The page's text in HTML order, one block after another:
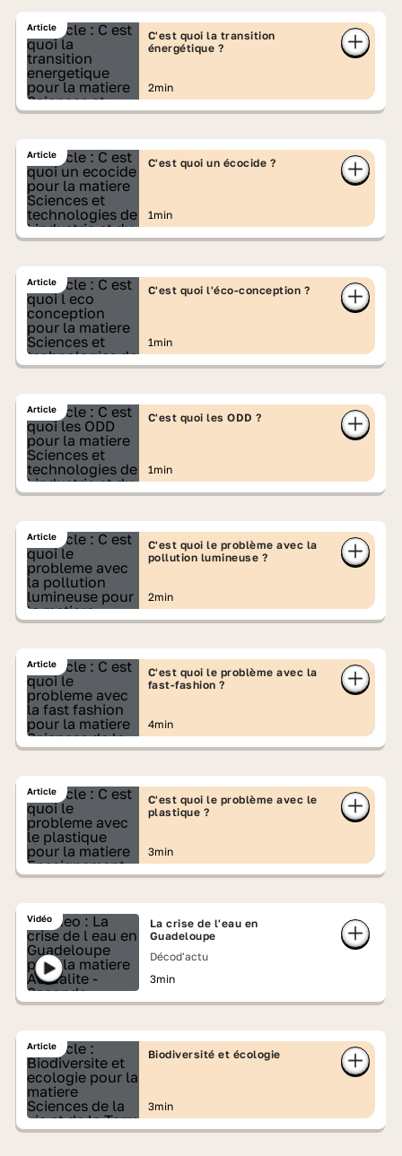
Article
C'est quoi la transition
énergétique ?
2min
Article
C'est quoi un écocide ?
1min
Article
C'est quoi l'éco-conception ?
1min
Article
C'est quoi les ODD ?
1min
Article
C'est quoi le problème avec la
pollution lumineuse ?
2min
Article
C'est quoi le problème avec la
fast-fashion ?
4min
Article
C'est quoi le problème avec le
plastique ?
3min
Vidéo
La crise de l'eau en
Guadeloupe
Décod'actu
3min
Article
Biodiversité et écologie
3min